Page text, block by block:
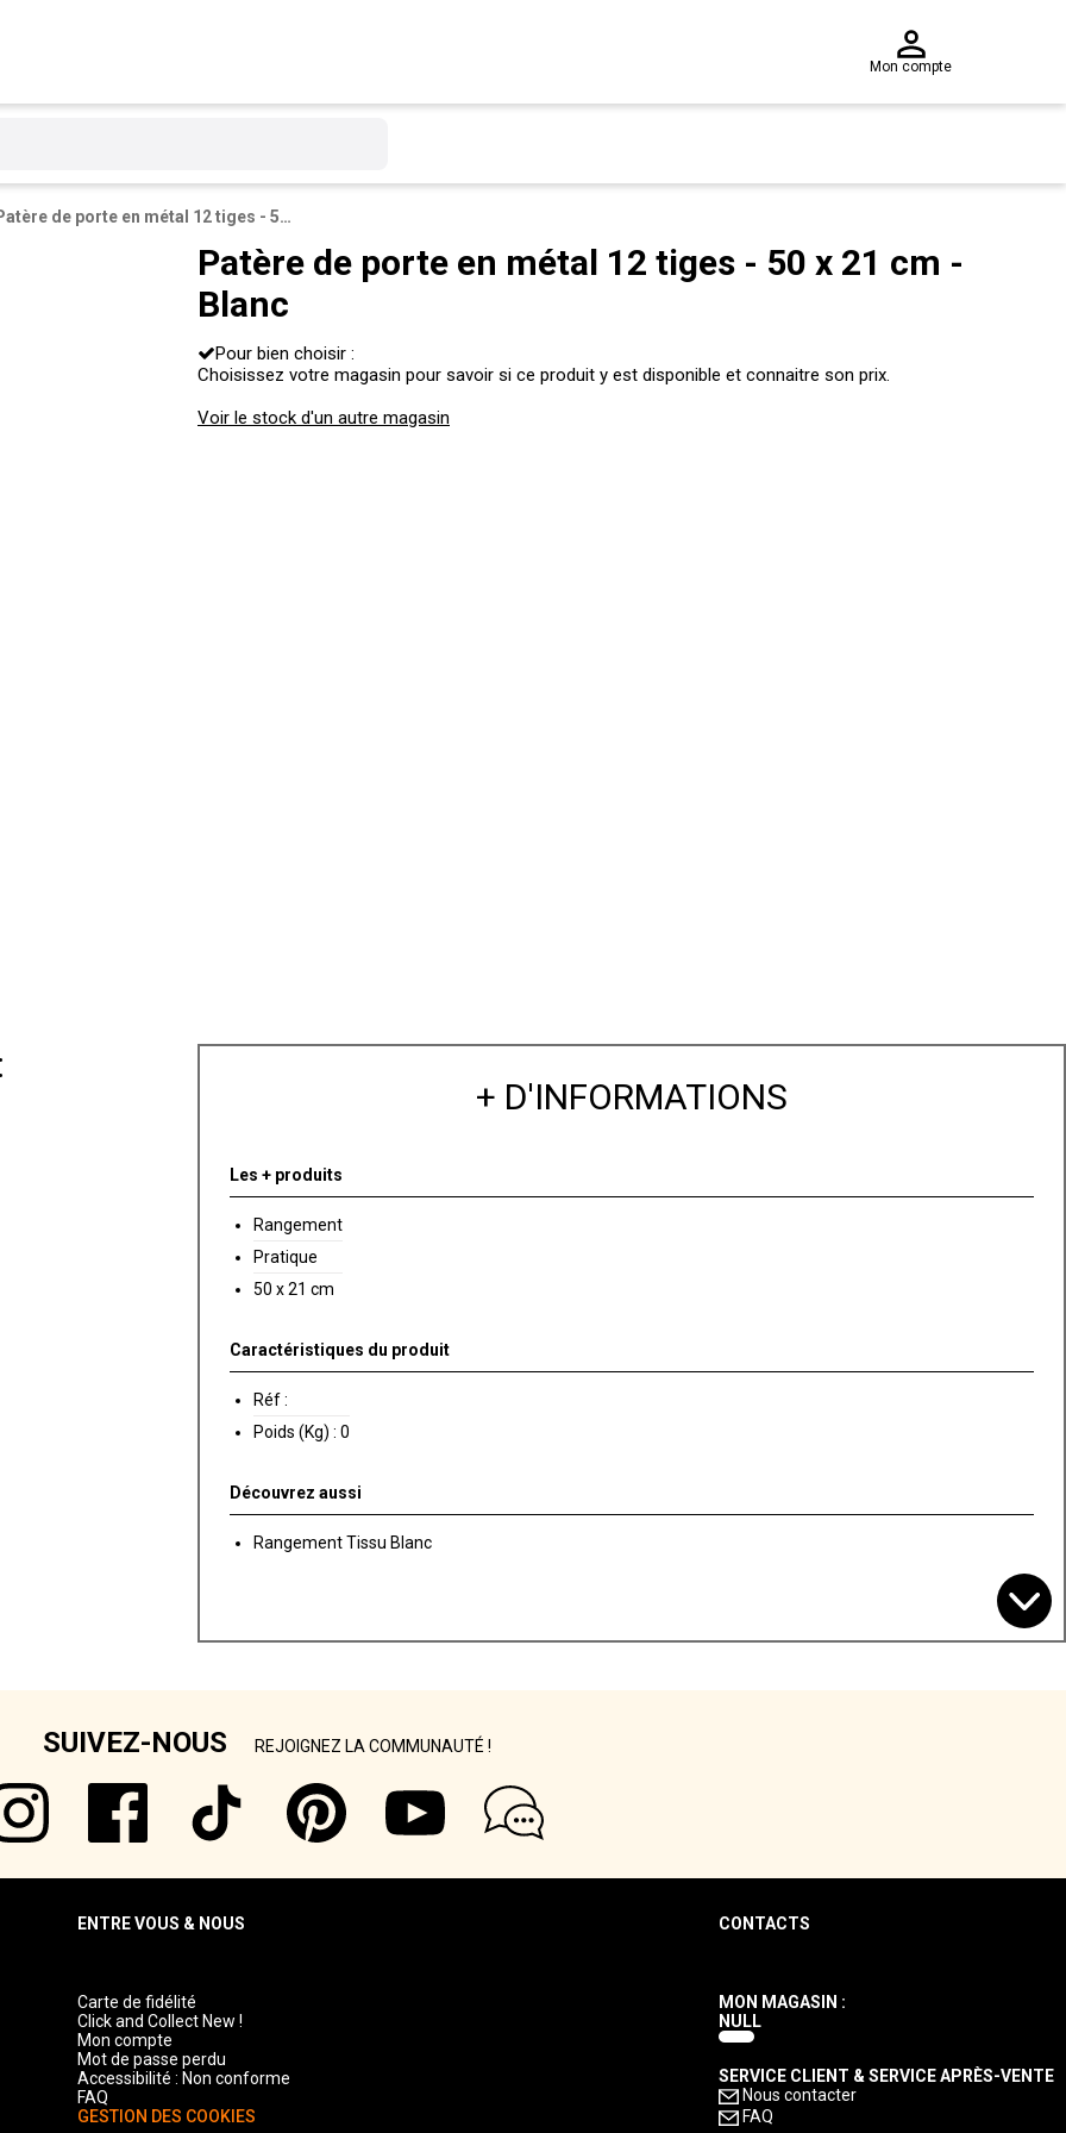
Mon compte
Patère de porte en métal 12 tiges - 50 x 21 cm - Blanc
Patère de porte en métal 12 tiges - 50 x 21 cm -
Blanc
Pour bien choisir :
Choisissez votre magasin pour savoir si ce produit y est disponible et connaitre son prix.
Voir le stock d'un autre magasin
+ D'INFORMATIONS
Les + produits
Rangement
Pratique
50 x 21 cm
Caractéristiques du produit
Réf :
Poids (Kg) : 0
Découvrez aussi
Rangement Tissu Blanc
SUIVEZ-NOUS REJOIGNEZ LA COMMUNAUTÉ !
ENTRE VOUS & NOUS
Carte de fidélité
Click and Collect New !
Mon compte
Mot de passe perdu
Accessibilité : Non conforme
FAQ
GESTION DES COOKIES
CONTACTS
MON MAGASIN :
NULL
SERVICE CLIENT & SERVICE APRÈS-VENTE
Nous contacter
FAQ